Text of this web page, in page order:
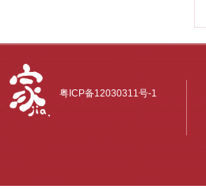
粤ICP备12030311号-1